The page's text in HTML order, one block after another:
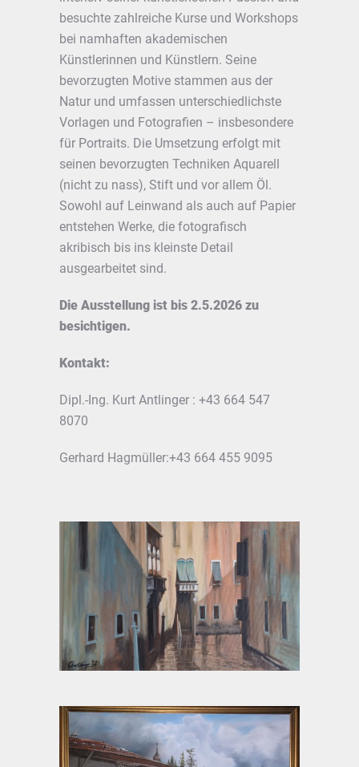
besuchte zahlreiche Kurse und Workshops
bei namhaften akademischen
Künstlerinnen und Künstlern. Seine
bevorzugten Motive stammen aus der
Natur und umfassen unterschiedlichste
Vorlagen und Fotografien – insbesondere
für Portraits. Die Umsetzung erfolgt mit
seinen bevorzugten Techniken Aquarell
(nicht zu nass), Stift und vor allem Öl.
Sowohl auf Leinwand als auch auf Papier
entstehen Werke, die fotografisch
akribisch bis ins kleinste Detail
ausgearbeitet sind.
Die Ausstellung ist bis 2.5.2026 zu
besichtigen.
Kontakt:
Dipl.-Ing. Kurt Antlinger : +43 664 547
8070
Gerhard Hagmüller:+43 664 455 9095